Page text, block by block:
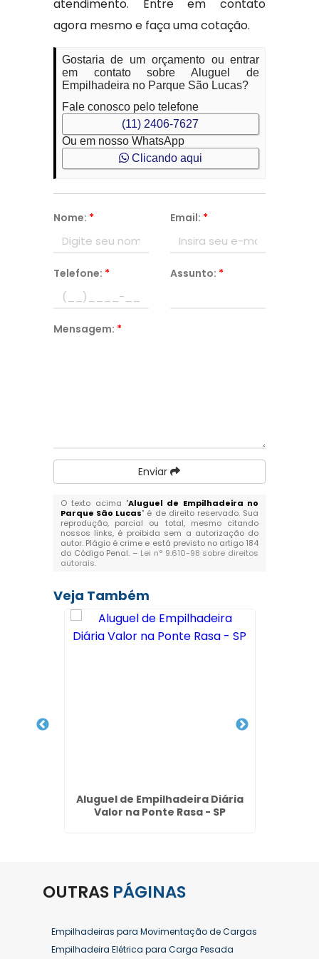
atendimento. Entre em contato
agora mesmo e faça uma cotação.
Gostaria de um orçamento ou entrar
em contato sobre Aluguel de
Empilhadeira no Parque São Lucas?
Fale conosco pelo telefone
(11) 2406-7627
Ou em nosso WhatsApp
Clicando aqui
Nome: * Email: *
Telefone: * Assunto: *
Mensagem: *
Enviar
O texto acima "Aluguel de Empilhadeira no
Parque São Lucas" é de direito reservado. Sua
reprodução, parcial ou total, mesmo citando
nossos links, é proibida sem a autorização do
autor. Plágio é crime e está previsto no artigo 184
do Código Penal. – Lei n° 9.610-98 sobre direitos
autorais.
Veja Também
Aluguel de Empilhadeira Diária
Valor na Ponte Rasa - SP
OUTRAS PÁGINAS
Empilhadeiras para Movimentação de Cargas
Empilhadeira Elétrica para Carga Pesada